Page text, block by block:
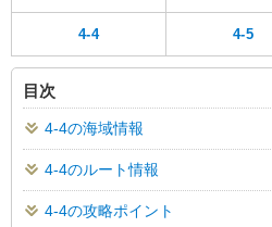
4-4 4-5
目次
4-4の海域情報
4-4のルート情報
4-4の攻略ポイント